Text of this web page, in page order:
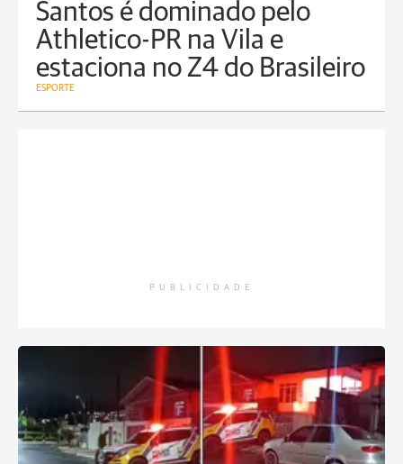
Santos é dominado pelo
Athletico-PR na Vila e
estaciona no Z4 do Brasileiro
ESPORTE
PUBLICIDADE